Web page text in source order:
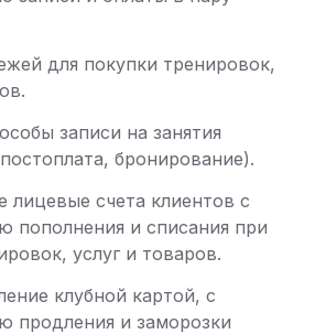
для покупки тренировок,
записи на занятия
бронирование).
лицевые счета клиентов с
пополнения и списания при
услуг и товаров.
клубной картой, с
продления и заморозки